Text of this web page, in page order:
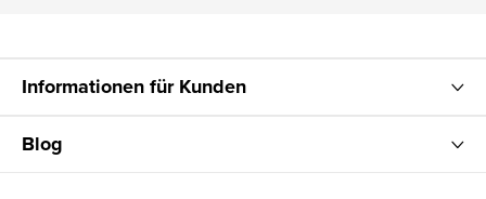
Informationen für Kunden
Blog